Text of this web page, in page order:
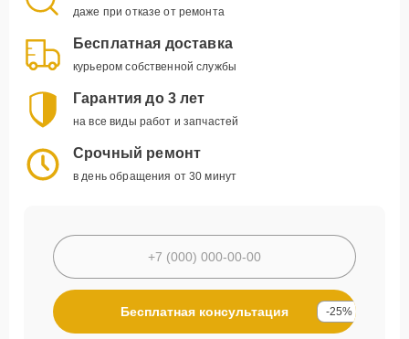
даже при отказе от ремонта
Бесплатная доставка
курьером собственной службы
Гарантия до 3 лет
на все виды работ и запчастей
Срочный ремонт
в день обращения от 30 минут
Бесплатная консультация -25%